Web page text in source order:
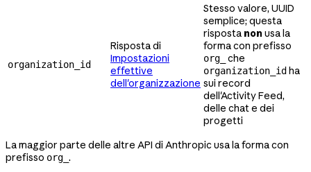
organization_id
Risposta di
Impostazioni
effettive
dell'organizzazione
Stesso valore, UUID
semplice; questa
risposta non usa la
forma con prefisso
org_ che
organization_id ha
sui record
dell'Activity Feed,
delle chat e dei
progetti
La maggior parte delle altre API di Anthropic usa la forma con
prefisso org_ .